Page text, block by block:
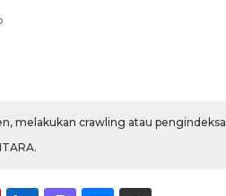
melakukan crawling atau